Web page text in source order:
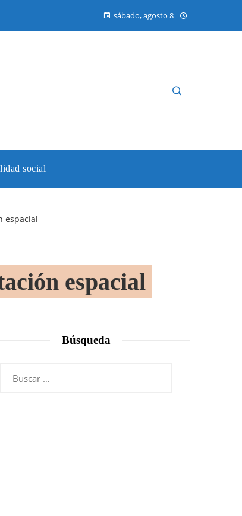
sábado, agosto 8
social
espacial
espacial
Búsqueda